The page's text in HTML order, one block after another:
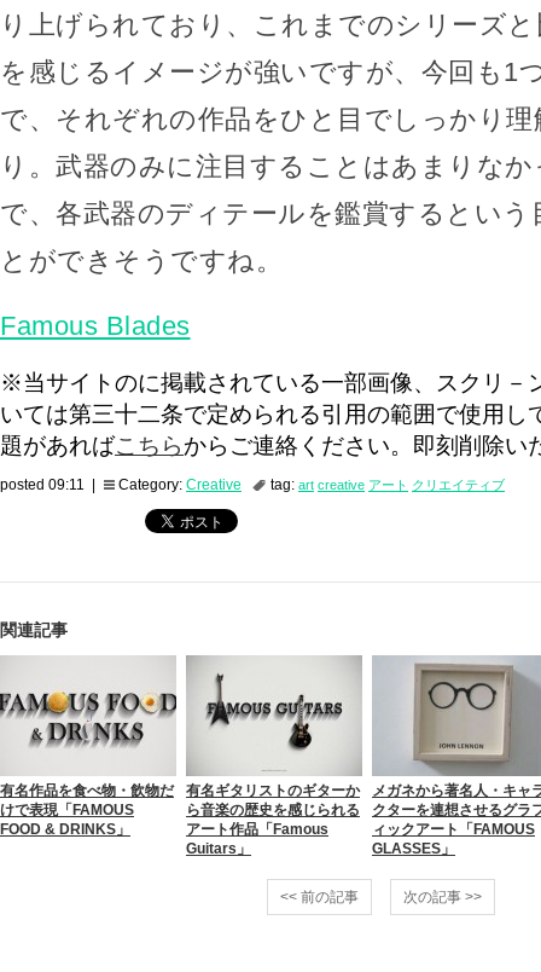
り上げられており、これまでのシリーズ
を感じるイメージが強いですが、今回も1
で、それぞれの作品をひと目でしっかり
り。武器のみに注目することはあまりな
で、各武器のディテールを鑑賞するとい
とができそうですね。
Famous Blades
※当サイトのに掲載されている一部画像、スクリ－
いては第三十二条で定められる引用の範囲で使用し
題があればこちらからご連絡ください。即刻削除い
posted 09:11 | Category: Creative tag: art creative アート クリエイティブ
関連記事
有名作品を食べ物・飲物だ
けで表現「FAMOUS
FOOD & DRINKS」
有名ギタリストのギターか
ら音楽の歴史を感じられる
アート作品「Famous
Guitars」
メガネから著名人・キャ
クターを連想させるグラ
ィックアート「FAMOUS
GLASSES」
<< 前の記事 次の記事 >>